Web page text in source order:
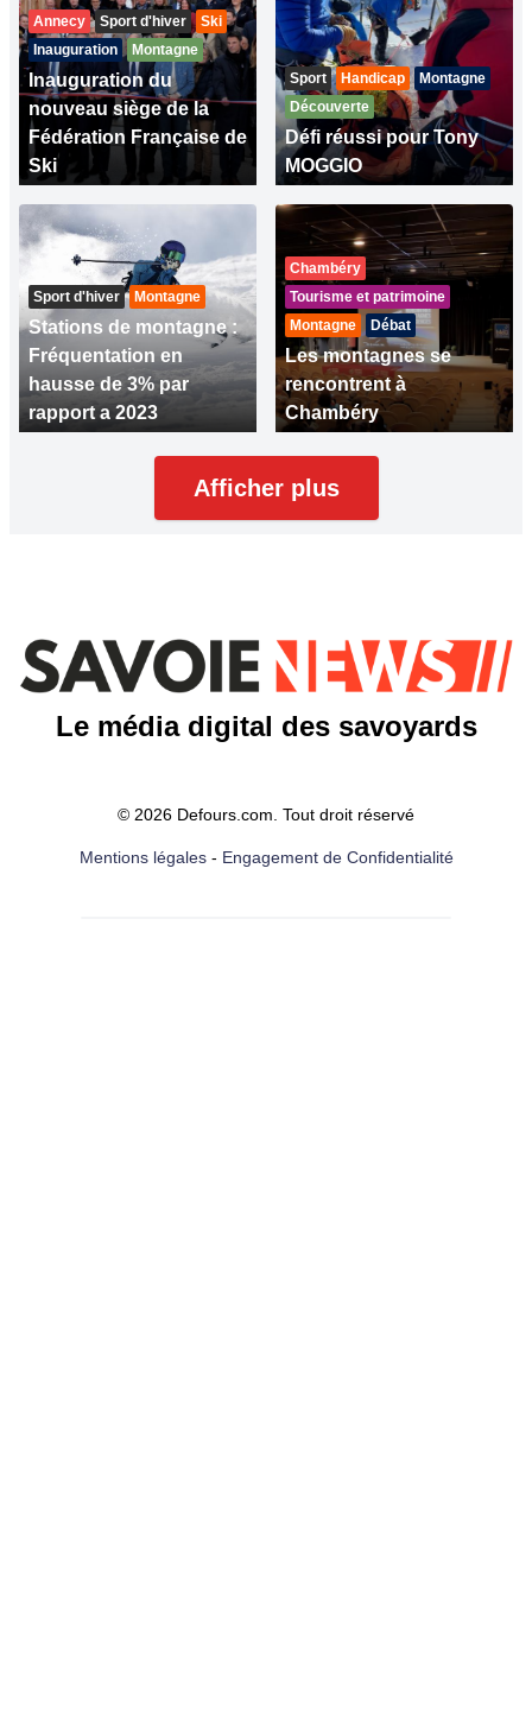
Annecy Sport d'hiver
Ski
Inauguration
Montagne
Inauguration du
nouveau siège de la
Fédération Française de
Ski
Sport Handicap
Montagne
Découverte
Défi réussi pour Tony
MOGGIO
Sport d'hiver Montagne
Stations de montagne :
Fréquentation en
hausse de 3% par
rapport a 2023
Chambéry
Tourisme et patrimoine
Montagne
Débat
Les montagnes se
rencontrent à
Chambéry
Afficher plus
Le média digital des savoyards
© 2026 Defours.com. Tout droit réservé
Mentions légales- Engagement de Confidentialité